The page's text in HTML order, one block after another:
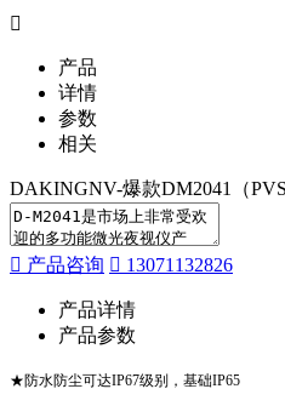
产品
详情
参数
相关
DAKINGNV-爆款DM2041（
产品咨询 13071132826
产品详情
产品参数
★防水防尘可达IP67级别，基础IP65